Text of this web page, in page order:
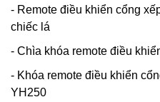
- Remote điều khiển cổng
chiếc lá
- Chìa khóa remote điều
- Khóa remote điều khiển
YH250